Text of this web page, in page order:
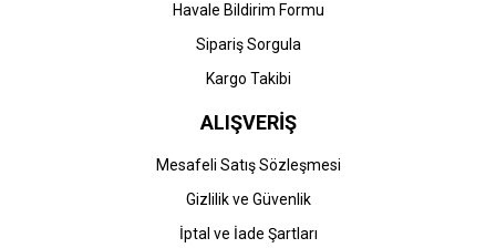
Havale Bildirim Formu
Sipariş Sorgula
Kargo Takibi
ALIŞVERİŞ
Mesafeli Satış Sözleşmesi
Gizlilik ve Güvenlik
İptal ve İade Şartları